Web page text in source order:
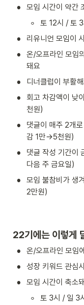
• 모임 시간이 약간
◦ 토 12시 / 토
• 리유니언 모임이
•
온/오프라인 모임
돼요
• 디너클럽이 부활
•
회고 차감액이 낮
천원)
•
댓글이 매주 2개
감 1만→5천원)
•
댓글 작성 기간이
다음 주 금요일)
•
모임 불참비가 생
2만원)
22기에는 이렇게
• 온/오프라인 모임
• 성장 키워드 관심
• 모임 시간이 축소
◦ 토 3시 / 일 3시